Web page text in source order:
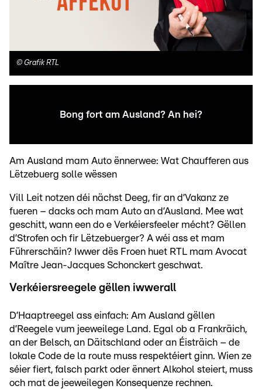
© Grafik RTL
Bong fort am Ausland? An hei?
Am Ausland mam Auto ënnerwee: Wat Chaufferen aus
Lëtzebuerg solle wëssen
Vill Leit notzen déi nächst Deeg, fir an d’Vakanz ze
fueren – dacks och mam Auto an d’Ausland. Mee wat
geschitt, wann een do e Verkéiersfeeler mécht? Gëllen
d’Strofen och fir Lëtzebuerger? A wéi ass et mam
Führerschäin? Iwwer dës Froen huet RTL mam Avocat
Maître Jean-Jacques Schonckert geschwat.
Verkéiersreegele gëllen iwwerall
D’Haaptreegel ass einfach: Am Ausland gëllen
d’Reegele vum jeeweilege Land. Egal ob a Frankräich,
an der Belsch, an Däitschland oder an Éisträich – de
lokale Code de la route muss respektéiert ginn. Wien ze
séier fiert, falsch parkt oder ënnert Alkohol steiert, muss
och mat de jeeweilegen Konsequenze rechnen.